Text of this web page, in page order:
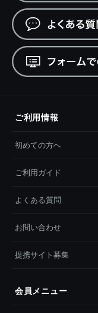
ご利用情報
初めての方へ
ご利用ガイド
よくある質問
お問い合わせ
提携サイト募集
会員メニュー